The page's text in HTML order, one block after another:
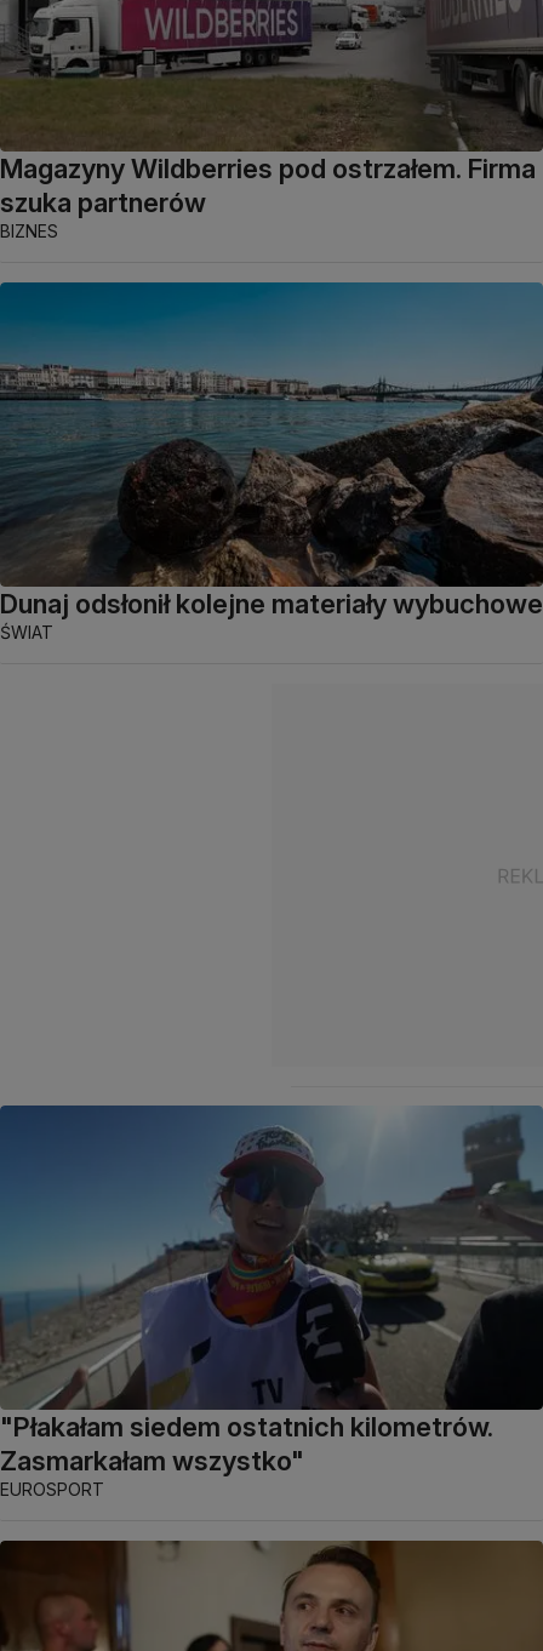
Magazyny Wildberries pod ostrzałem. Firma
szuka partnerów
BIZNES
Dunaj odsłonił kolejne materiały wybuchowe
ŚWIAT
"Płakałam siedem ostatnich kilometrów.
Zasmarkałam wszystko"
EUROSPORT